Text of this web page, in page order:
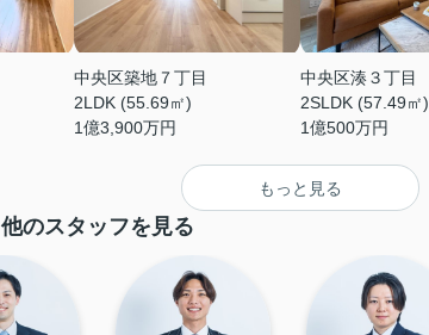
中央区築地７丁目
2LDK (55.69㎡)
1億3,900万円
中央区湊３丁目
2SLDK (57.49㎡)
1億500万円
もっと見る
他のスタッフを見る